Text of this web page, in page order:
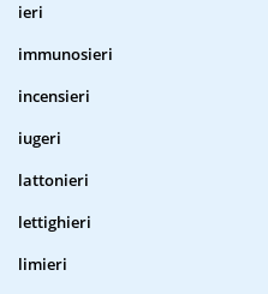
ieri
immunosieri
incensieri
iugeri
lattonieri
lettighieri
limieri